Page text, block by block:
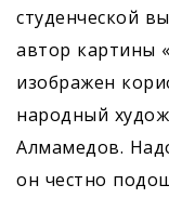
студенческой
автор картины
изображен
народный
Алмамедов.
он честно